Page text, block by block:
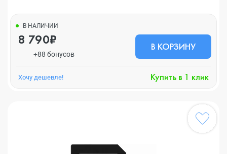
В НАЛИЧИИ
8 790₽
+88 бонусов
В КОРЗИНУ
Хочу дешевле! Купить в 1 клик